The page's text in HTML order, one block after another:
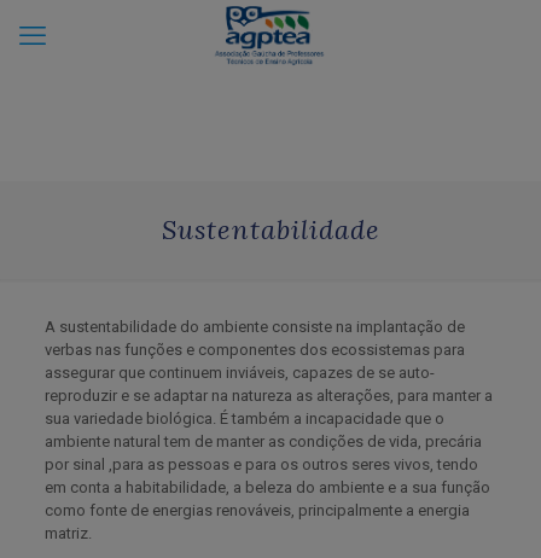
Sustentabilidade
A sustentabilidade do ambiente consiste na implantação de
verbas nas funções e componentes dos ecossistemas para
assegurar que continuem inviáveis, capazes de se auto-
reproduzir e se adaptar na natureza as alterações, para manter a
sua variedade biológica. É também a incapacidade que o
ambiente natural tem de manter as condições de vida, precária
por sinal ,para as pessoas e para os outros seres vivos, tendo
em conta a habitabilidade, a beleza do ambiente e a sua função
como fonte de energias renováveis, principalmente a energia
matriz.